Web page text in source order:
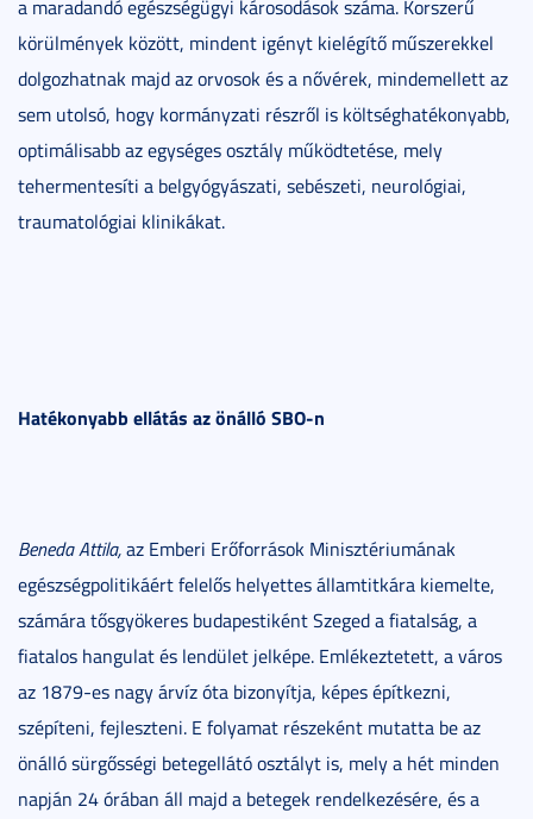
a maradandó egészségügyi károsodások száma. Korszerű
körülmények között, mindent igényt kielégítő műszerekkel
dolgozhatnak majd az orvosok és a nővérek, mindemellett az
sem utolsó, hogy kormányzati részről is költséghatékonyabb,
optimálisabb az egységes osztály működtetése, mely
tehermentesíti a belgyógyászati, sebészeti, neurológiai,
traumatológiai klinikákat.
Hatékonyabb ellátás az önálló SBO-n
Beneda Attila,az Emberi Erőforrások Minisztériumának
egészségpolitikáért felelős helyettes államtitkára kiemelte,
számára tősgyökeres budapestiként Szeged a fiatalság, a
fiatalos hangulat és lendület jelképe. Emlékeztetett, a város
az 1879-es nagy árvíz óta bizonyítja, képes építkezni,
szépíteni, fejleszteni. E folyamat részeként mutatta be az
önálló sürgősségi betegellátó osztályt is, mely a hét minden
napján 24 órában áll majd a betegek rendelkezésére, és a